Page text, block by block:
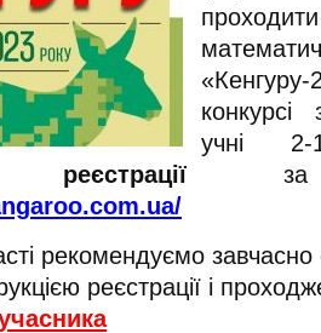
конкурсі
учні
реєстраціїза
рекомендуємо
реєстрації і